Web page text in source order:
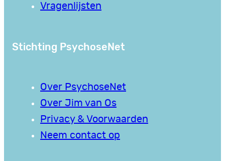
Vragenlijsten
Stichting PsychoseNet
Over PsychoseNet
Over Jim van Os
Privacy & Voorwaarden
Neem contact op